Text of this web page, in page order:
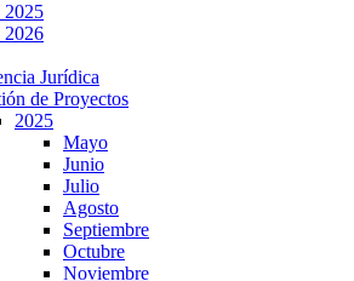
2025
2026
Jurídica
de Proyectos
2025
Mayo
Junio
Julio
Agosto
Septiembre
Octubre
Noviembre